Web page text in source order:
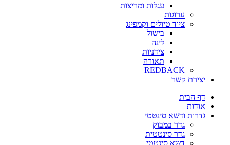
עגלות ומריצות
ערוגות
ציוד טיולים וקמפינג
בישול
לינה
צידניות
תאורה
REDBACK
יצירת קשר
דף הבית
אודות
גדרות ודשא סינטטי
גדר במבוק
גדר סינטטית